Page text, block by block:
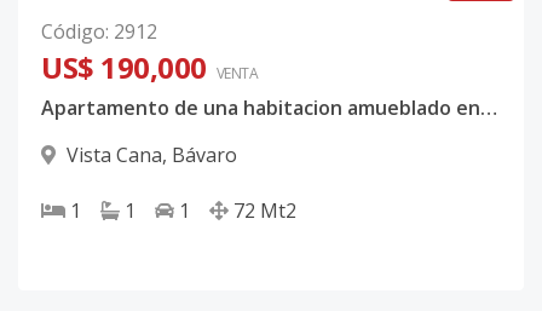
Código: 2912
US$ 190,000 VENTA
Apartamento de una habitacion amueblado en Vista Cana, Bavaro
Vista Cana, Bávaro
1 1 1 72 Mt2